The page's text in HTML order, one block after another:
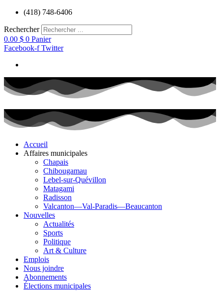
Aller
contenu
(418) 748-6406
Rechercher
0.00 $ 0 Panier
Facebook-f Twitter
Accueil
Affaires municipales
Chapais
Chibougamau
Lebel-sur-Quévillon
Matagami
Radisson
Valcanton—Val-Paradis—Beaucanton
Nouvelles
Actualités
Sports
Politique
Art & Culture
Emplois
Nous joindre
Abonnements
Élections municipales